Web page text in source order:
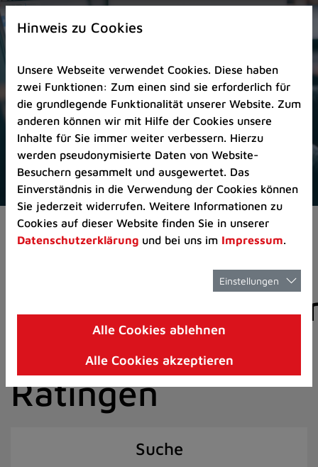
Zur
Startseite
Zum
Seitenanfang
springen
(Schnelltaste
A)
Zur
Navigation/Menü
springen
(Schnelltaste
M)
Zur
8)
I)
Aktuelles Pressemitteilungen
der Stadt
Ratingen
Suche
Hinweis zu Cookies
Unsere Webseite verwendet Cookies. Diese haben
zwei Funktionen: Zum einen sind sie erforderlich für
die grundlegende Funktionalität unserer Website. Zum
anderen können wir mit Hilfe der Cookies unsere
Inhalte für Sie immer weiter verbessern. Hierzu
werden pseudonymisierte Daten von Website-
Besuchern gesammelt und ausgewertet. Das
Einverständnis in die Verwendung der Cookies können
Sie jederzeit widerrufen. Weitere Informationen zu
Cookies auf dieser Website finden Sie in unserer
Datenschutzerklärung und bei uns im Impressum.
Einstellungen
Alle Cookies ablehnen
Alle Cookies akzeptieren